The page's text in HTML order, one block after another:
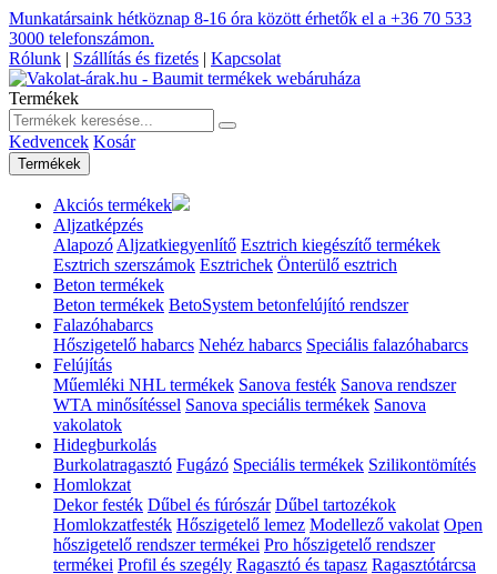
Munkatársaink hétköznap 8-16 óra között érhetők el a +36 70 533
3000 telefonszámon.
Rólunk | Szállítás és fizetés | Kapcsolat
Termékek
Kedvencek Kosár
Termékek
Akciós termékek
Aljzatképzés
Alapozó Aljzatkiegyenlítő Esztrich kiegészítő termékek
Esztrich szerszámok Esztrichek Önterülő esztrich
Beton termékek
Beton termékek BetoSystem betonfelújító rendszer
Falazóhabarcs
Hőszigetelő habarcs Nehéz habarcs Speciális falazóhabarcs
Felújítás
Műemléki NHL termékek Sanova festék Sanova rendszer
WTA minősítéssel Sanova speciális termékek Sanova
vakolatok
Hidegburkolás
Burkolatragasztó Fugázó Speciális termékek Szilikontömítés
Homlokzat
Dekor festék Dűbel és fúrószár Dűbel tartozékok
Homlokzatfesték Hőszigetelő lemez Modellező vakolat Open
hőszigetelő rendszer termékei Pro hőszigetelő rendszer
termékei Profil és szegély Ragasztó és tapasz Ragasztótárcsa